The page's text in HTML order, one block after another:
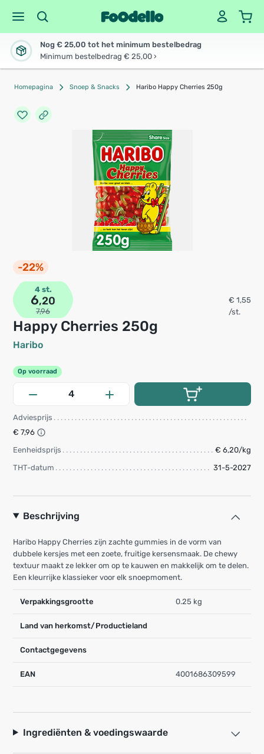
Nog € 25,00 tot het minimum bestelbedrag
Minimum bestelbedrag € 25,00 ›
Homepagina Snoep & Snacks Haribo Happy Cherries 250g
-22%
Happy Cherries 250g
Haribo
4 st.
6,20
7,96
€ 1,55
/st.
Op voorraad
Adviesprijs
€ 7,96
Eenheidsprijs
€ 6,20/kg
THT-datum
31-5-2027
Beschrijving
Haribo Happy Cherries zijn zachte gummies in de vorm van
dubbele kersjes met een zoete, fruitige kersensmaak. De chewy
textuur maakt ze lekker om op te kauwen en makkelijk om te delen.
Een kleurrijke klassieker voor elk snoepmoment.
Verpakkingsgrootte 0.25 kg
Land van herkomst/Productieland
Contactgegevens
EAN 4001686309599
Ingrediënten & voedingswaarde